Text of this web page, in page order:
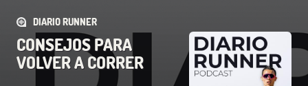
DIARIO RUNNER
CONSEJOS PARA
VOLVER A CORRER